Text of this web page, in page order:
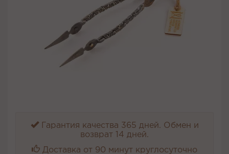
Гарантия качества 365 дней. Обмен и
возврат 14 дней.
Доставка от 90 минут круглосуточно